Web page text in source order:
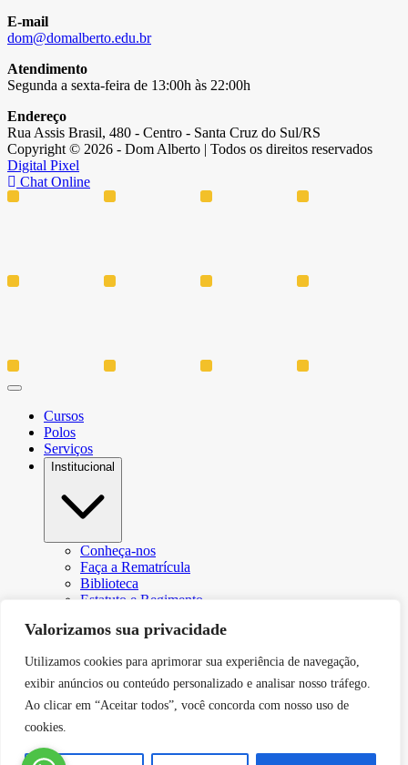
Valorizamos sua privacidade
Utilizamos cookies para aprimorar sua experiência de navegação,
exibir anúncios ou conteúdo personalizado e analisar nosso tráfego.
Ao clicar em “Aceitar todos”, você concorda com nosso uso de
cookies.
E-mail
dom@domalberto.edu.br
Atendimento
Segunda a sexta-feira de 13:00h às 22:00h
Endereço
Rua Assis Brasil, 480 - Centro - Santa Cruz do Sul/RS
Copyright © 2026 - Dom Alberto | Todos os direitos reservados
Digital Pixel
Chat Online
Cursos
Polos
Serviços
Institucional
Conheça-nos
Faça a Rematrícula
Biblioteca
Estatuto e Regimento
Resoluções e Portarias
Egressos
CPA – Comissão Própria de Avaliação
Núcleo de Prática Jurídica
Revistas